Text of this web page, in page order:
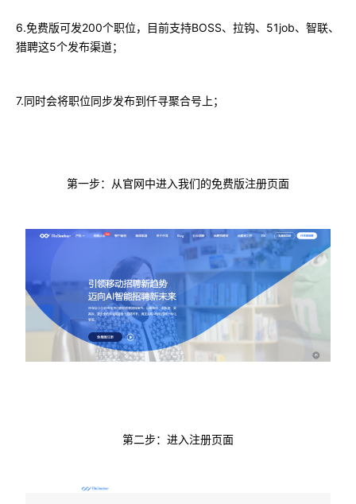
6.免费版可发200个职位，目前支持BOSS、拉钩、 51job、智联、
猎聘这5个发布渠道；
7.同时会将职位同步发布到仟寻聚合号上；
第一步：从官网中进入我们的免费版注册页面
第二步：进入注册页面